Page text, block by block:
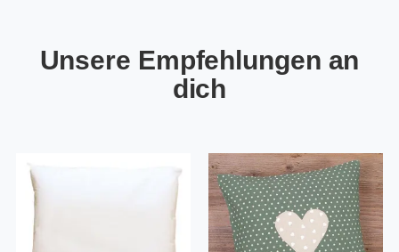
Unsere Empfehlungen an
dich